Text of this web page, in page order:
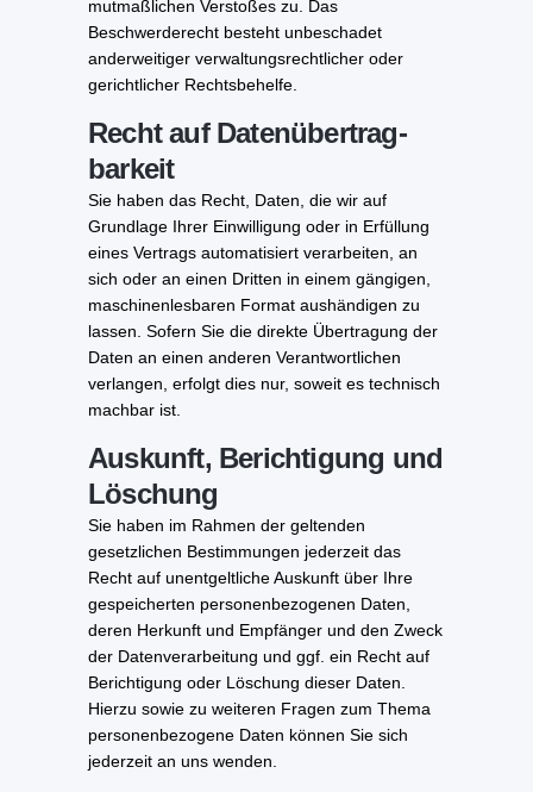
mutmaßlichen Verstoßes zu. Das
Beschwerderecht besteht unbeschadet
anderweitiger verwaltungsrechtlicher oder
gerichtlicher Rechtsbehelfe.
Recht auf Daten­übertrag­
barkeit
Sie haben das Recht, Daten, die wir auf
Grundlage Ihrer Einwilligung oder in Erfüllung
eines Vertrags automatisiert verarbeiten, an
sich oder an einen Dritten in einem gängigen,
maschinenlesbaren Format aushändigen zu
lassen. Sofern Sie die direkte Übertragung der
Daten an einen anderen Verantwortlichen
verlangen, erfolgt dies nur, soweit es technisch
machbar ist.
Auskunft, Berichtigung und
Löschung
Sie haben im Rahmen der geltenden
gesetzlichen Bestimmungen jederzeit das
Recht auf unentgeltliche Auskunft über Ihre
gespeicherten personenbezogenen Daten,
deren Herkunft und Empfänger und den Zweck
der Datenverarbeitung und ggf. ein Recht auf
Berichtigung oder Löschung dieser Daten.
Hierzu sowie zu weiteren Fragen zum Thema
personenbezogene Daten können Sie sich
jederzeit an uns wenden.